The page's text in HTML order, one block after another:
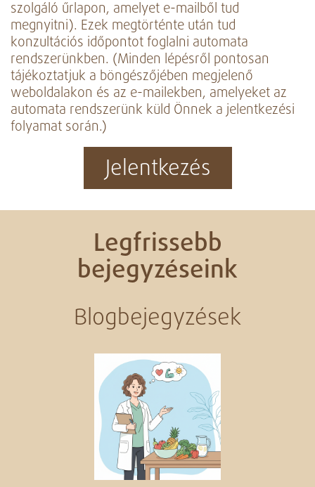
szolgáló űrlapon, amelyet e-mailből tud
megnyitni). Ezek megtörténte után tud
konzultációs időpontot foglalni automata
rendszerünkben. (Minden lépésről pontosan
tájékoztatjuk a böngészőjében megjelenő
weboldalakon és az e-mailekben, amelyeket az
automata rendszerünk küld Önnek a jelentkezési
folyamat során.)
Jelentkezés
Legfrissebb
bejegyzéseink
Blogbejegyzések